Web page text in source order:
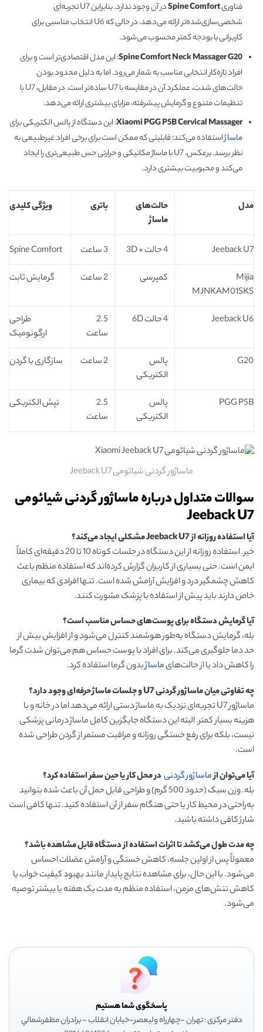
فناوریSpine Comfort
در آن وجود ندارد. بنابراین U7 تجربه‌ای
شخصی‌سازی‌شده‌تر ارائه می‌دهد، در حالی که U6 انتخاب مناسبی برای
کاربرانی با بودجه کمتر محسوب می‌شود.
Spine Comfort Neck Massager G20: این مدل اقتصادی‌تر است و برای
افراد تازه‌کار انتخابی مناسب به شمار می‌رود. اما به دلیل محدود بودن
حالت‌های شدت، عملکرد آن در مقایسه با U7 ساده‌تر است. در مقابل، U7 با
تنظیمات متنوع و گرمایش پیشرفته، مزایای بیشتری ارائه می‌دهد.
Xiaomi PGG P5B Cervical Massager: این دستگاه از پالس الکتریکی برای
ماساژاستفاده می‌کند؛ قابلیتی که ممکن است برای برخی افراد غیرطبیعی به
نظر برسد. برعکس، U7 با ماساژ مکانیکی و حرارتی حس طبیعی‌تری را ایجاد
می‌کند و محبوبیت بیشتری دارد.
مدل
حالت‌های
ماساژ
باتری ویژگی کلیدی
Jeeback U7 4 حالت + 3D 3 ساعت Spine Comfort
Mijia
MJNKAM01SKS
کمپرسی 2 ساعت گرمایش ثابت
Jeeback U6 4 حالت 6D
2.5
ساعت
طراحی
ارگونومیک
G20
پالس
الکتریکی
2 ساعت سازگاری با گردن
PGG P5B
پالس
الکتریکی
2.5
ساعت
تپش الکتریکی
ماساژور گردنی شیائومی Jeeback U7
سوالات متداول درباره ماساژور گردنی شیائومی
Jeeback U7
آیا استفاده روزانه ازJeeback U7
مشکلی ایجاد می‌کند؟
خیر. استفاده روزانه از این دستگاه در جلسات کوتاه 10 تا 20 دقیقه‌ای کاملاً
ایمن است. حتی بسیاری از کاربران گزارش کرده‌اند که استفاده منظم باعث
کاهش چشمگیر درد و افزایش آرامش شده است. تنها افرادی که بیماری
خاص دارند باید پیش از استفاده با پزشک مشورت کنند.
آیا گرمایش دستگاه برای پوست‌های حساس مناسب است؟
بله، گرمایش دستگاه به‌طور هوشمند کنترل می‌شود و از افزایش بیش از
حد دما جلوگیری می‌کند. برای افراد با پوست حساس هم می‌توان شدت گرما
را کاهش داد یا از حالت‌هایماساژبدون گرما استفاده کرد.
چه تفاوتی میان ماساژور گردنی
و جلسات ماساژ حرفه‌ای وجود دارد؟
ماساژور U7 تجربه‌ای نزدیک به ماساژ دستی ارائه می‌دهد اما در خانه و با
هزینه بسیار کمتر. البته این دستگاه جایگزین کامل ماساژ درمانی پزشکی
نیست، بلکه برای رفع خستگی روزانه و مراقبت مستمر از گردن طراحی شده
است.
آیا می‌توان ازماساژور گردنیدر محل کار یا حین سفر استفاده کرد؟
بله. وزن سبک (حدود 500 گرم) و طراحی قابل حمل آن باعث شده بتوانید
به‌راحتی در محیط کار یا حتی هنگام سفر از آن استفاده کنید. تنها کافی است
شارژ کافی داشته باشید.
چه مدت طول می‌کشد تا اثرات استفاده از دستگاه قابل مشاهده باشد؟
معمولاً پس از اولین جلسه، کاهش خستگی و آرامش عضلات احساس
می‌شود. با این حال، برای مشاهده نتایج پایدار مانند بهبود کیفیت خواب یا
کاهش تنش‌های مزمن، استفاده منظم به مدت یک هفته یا بیشتر توصیه
می‌شود.
پاسخگوی شما هستیم
دفتر مرکزی : تهران -چهارراه وليعصر-خيابان انقلاب - برادران مظفرشمالي